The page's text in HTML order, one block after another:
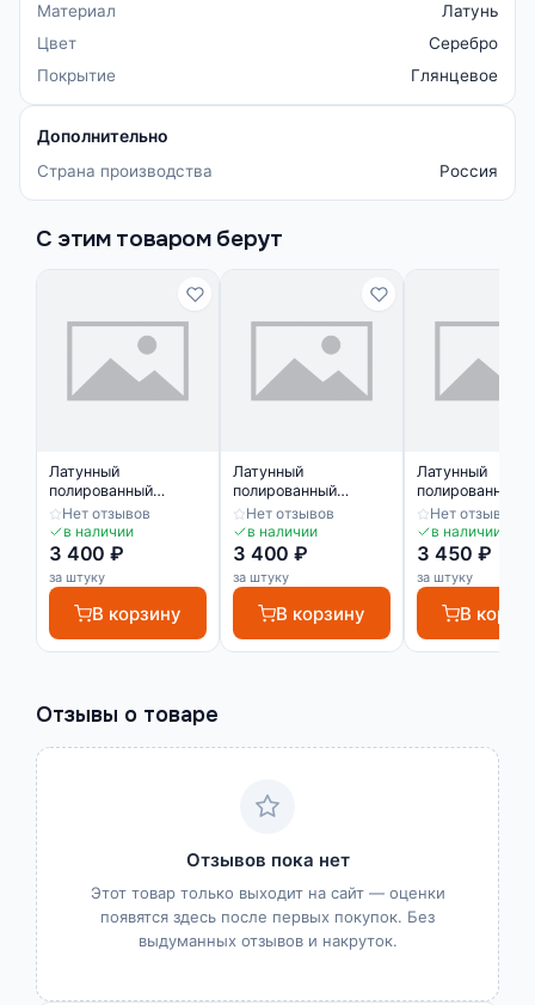
Материал
Латунь
Цвет
Серебро
Покрытие
Глянцевое
Дополнительно
Страна производства Россия
С этим товаром берут
Латунный
полированный
профиль ЛПО-8
Нет отзывов
в наличии
3 400 ₽
за штуку
В корзину
Латунный
полированный
профиль ЛПО-8
Нет отзывов
в наличии
3 400 ₽
за штуку
В корзину
Латунный
полированный
профиль ЛПО-9
Нет отзывов
в наличии
3 450 ₽
за штуку
В
Отзывы о товаре
Отзывов пока нет
Этот товар только выходит на сайт — оценки
появятся здесь после первых покупок. Без
выдуманных отзывов и накруток.